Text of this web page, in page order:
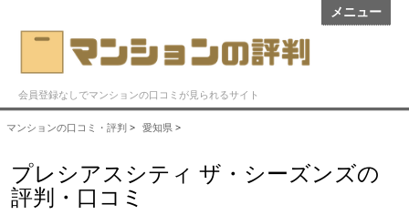
メニュー
会員登録なしでマンションの口コミが見られるサイト
マンションの口コミ・評判 > 愛知県 >
プレシアスシティ ザ・シーズンズの
評判・口コミ